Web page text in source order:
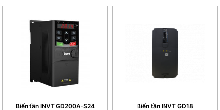
Biến tần INVT GD200A-S24 Biến tần INVT GD18